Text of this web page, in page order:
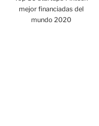
mejor financiadas del
mundo 2020